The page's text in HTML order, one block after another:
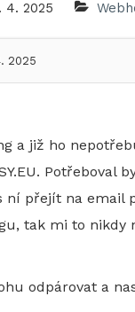
4. 2025
2025
a již ho
Potřeboval
přejít na email
tak mi to
odpárovat a